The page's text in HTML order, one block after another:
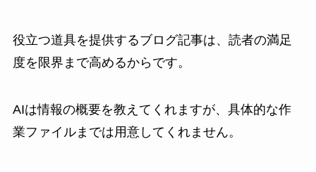
役立つ道具を提供するブログ記事は、読者の満足
度を限界まで高めるからです。
AIは情報の概要を教えてくれますが、具体的な作
業ファイルまでは用意してくれません。